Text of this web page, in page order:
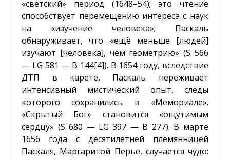
«светский» период (1648–54); это чтение
способствует перемещению интереса с наук
на «изучение человека»; Паскаль
обнаруживает, что «ещё меньше [людей]
изучают [человека], чем геометрию» (S 566
— LG 581 — B 144[4]). В 1654 году, вследствие
ДТП в карете, Паскаль переживает
интенсивный мистический опыт, следы
которого сохранились в «Мемориале».
«Скрытый Бог» становится «ощутимым
сердцу» (S 680 — LG 397 — B 277). В марте
1656 года с десятилетней племянницей
Паскаля, Маргаритой Перье, случается чудо: